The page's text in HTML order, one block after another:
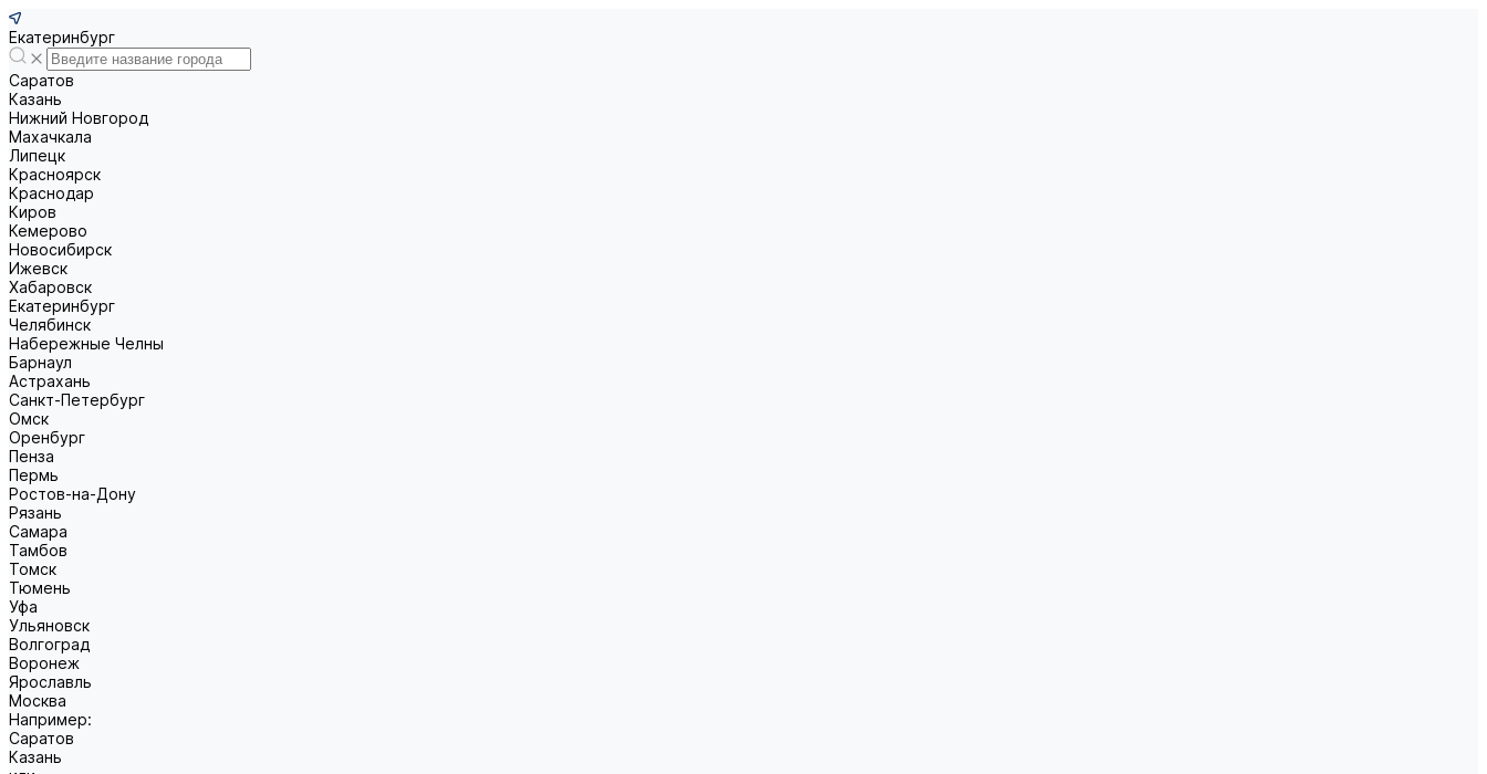
Екатеринбург
Саратов
Казань
Нижний Новгород
Махачкала
Липецк
Красноярск
Краснодар
Киров
Кемерово
Новосибирск
Ижевск
Хабаровск
Екатеринбург
Челябинск
Набережные Челны
Барнаул
Астрахань
Санкт-Петербург
Омск
Оренбург
Пенза
Пермь
Ростов-на-Дону
Рязань
Самара
Тамбов
Томск
Тюмень
Уфа
Ульяновск
Волгоград
Воронеж
Ярославль
Москва
Например:
Саратов
Казань